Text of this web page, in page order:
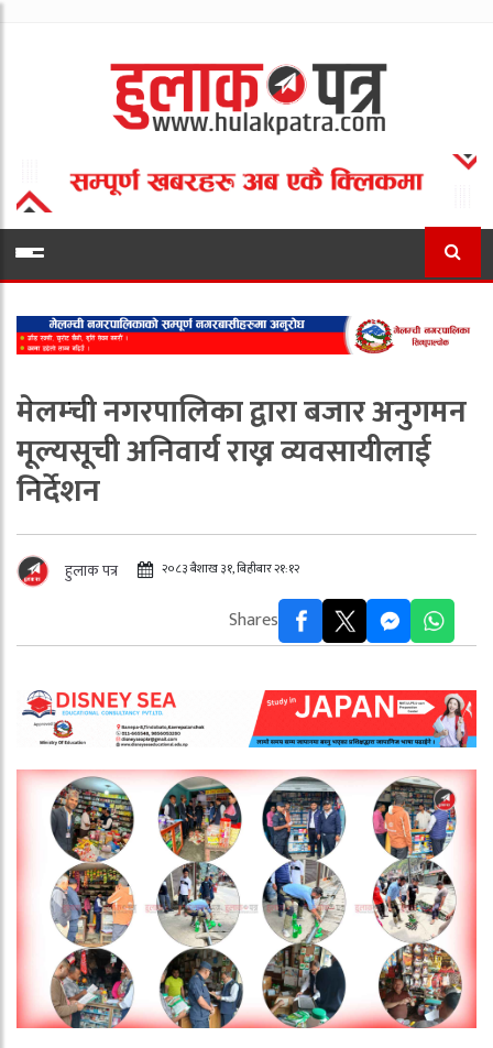
मेलम्ची नगरपालिका द्वारा बजार अनुगमन
मूल्यसूची अनिवार्य राख्न व्यवसायीलाई
निर्देशन
हुलाक पत्र २०८३ बैशाख ३१, बिहीबार २१:१२
Shares